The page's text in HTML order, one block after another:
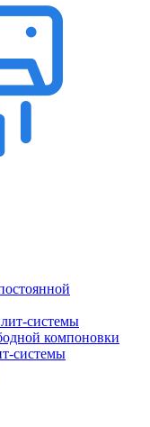
системы
компоновки
системы